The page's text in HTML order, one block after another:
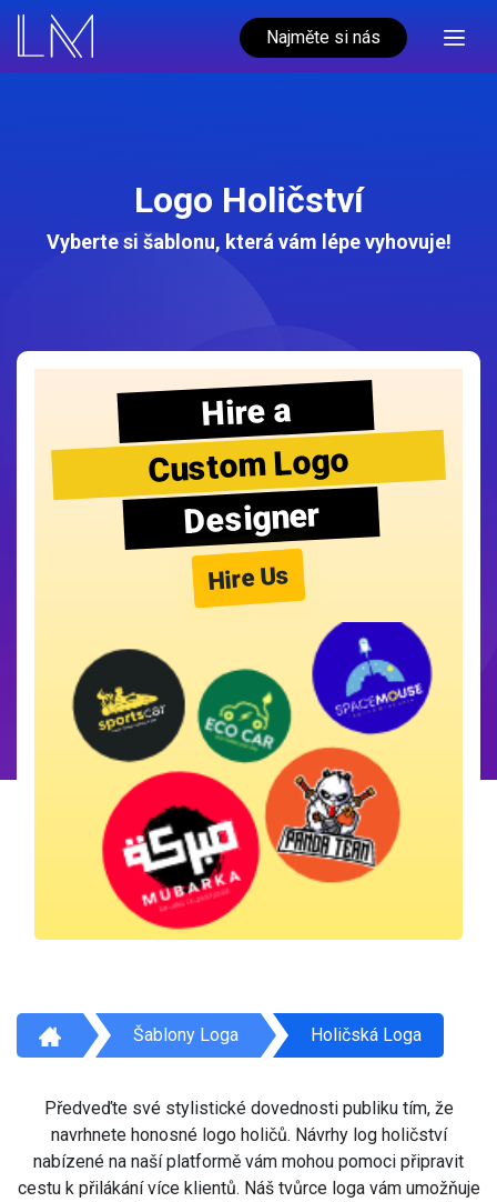
Najměte si nás
Logo Holičství
Vyberte si šablonu, která vám lépe vyhovuje!
Hire a
Custom Logo
Designer
Hire Us
Šablony Loga Holičská Loga
Předveďte své stylistické dovednosti publiku tím, že
navrhnete honosné logo holičů. Návrhy log holičství
nabízené na naší platformě vám mohou pomoci připravit
cestu k přilákání více klientů. Náš tvůrce loga vám umožňuje